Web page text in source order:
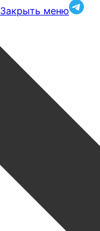
Закрыть меню